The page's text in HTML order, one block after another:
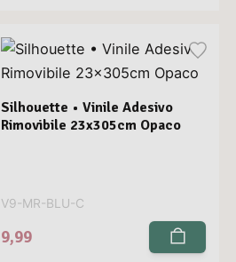
Silhouette • Vinile Adesivo
Rimovibile 23x305cm Opaco
V9-MR-BLU-C
9,99